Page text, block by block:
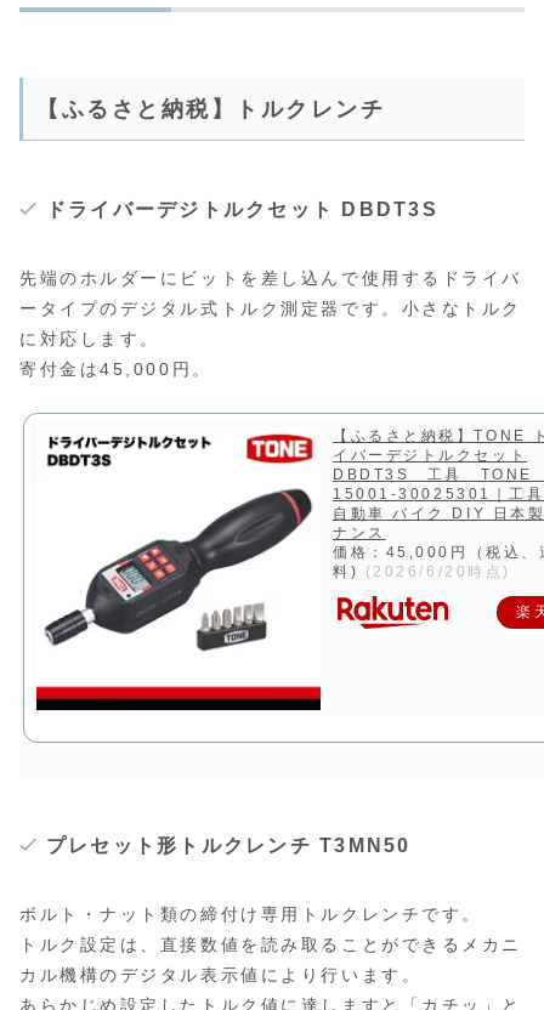
【ふるさと納税】トルクレンチ
ドライバーデジトルクセット DBDT3S
先端のホルダーにビットを差し込んで使用するドライバ
ータイプのデジタル式トルク測定器です。小さなトルク
に対応します。
寄付金は45,000円。
【ふるさと納税】TONE
イバーデジトルクセット
DBDT3S 工具 TONE
15001-30025301｜工
自動車 バイク DIY 日本
ナンス
価格：45,000円（税込、
料)
(2026/6/20時点)
楽
プレセット形トルクレンチ T3MN50
ボルト・ナット類の締付け専用トルクレンチです。
トルク設定は、直接数値を読み取ることができるメカニ
カル機構のデジタル表示値により行います。
あらかじめ設定したトルク値に達しますと「カチッ」と